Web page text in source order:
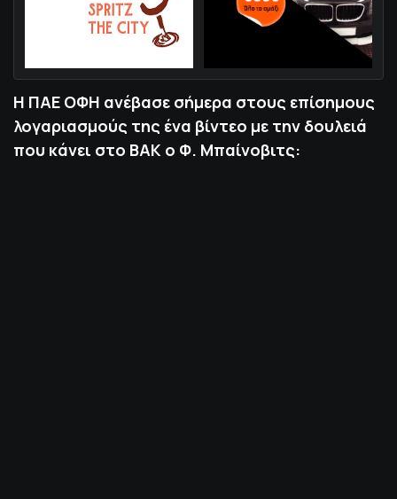
Η ΠΑΕ ΟΦΗ ανέβασε σήμερα στους επίσημους
λογαριασμούς της ένα βίντεο με την δουλειά
που κάνει στο ΒΑΚ ο Φ. Μπαίνοβιτς: